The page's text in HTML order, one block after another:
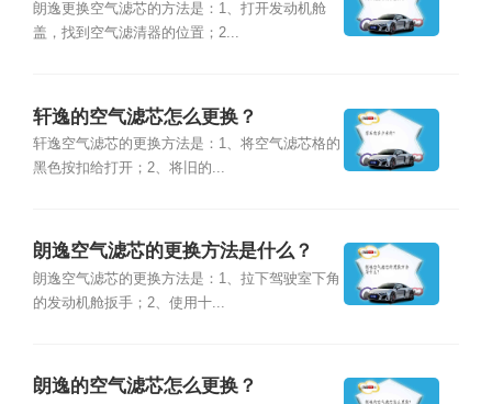
朗逸更换空气滤芯的方法是：1、打开发动机舱
盖，找到空气滤清器的位置；2...
轩逸的空气滤芯怎么更换？
轩逸空气滤芯的更换方法是：1、将空气滤芯格的
黑色按扣给打开；2、将旧的...
朗逸空气滤芯的更换方法是什么？
朗逸空气滤芯的更换方法是：1、拉下驾驶室下角
的发动机舱扳手；2、使用十...
朗逸的空气滤芯怎么更换？